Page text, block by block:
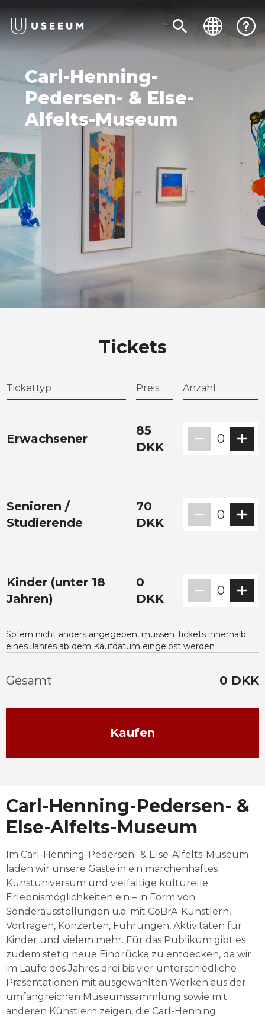
Carl-Henning-
Pedersen- & Else-
Alfelts-Museum
Tickets
Tickettyp Preis Anzahl
Erwachsener
85
DKK
0
Senioren /
Studierende
70
DKK
0
Kinder (unter 18
Jahren)
0
DKK
0
Sofern nicht anders angegeben, müssen Tickets innerhalb
eines Jahres ab dem Kaufdatum eingelöst werden
Gesamt 0 DKK
Kaufen
Carl-Henning-Pedersen- &
Else-Alfelts-Museum
Im Carl-Henning-Pedersen- & Else-Alfelts-Museum
laden wir unsere Gäste in ein märchenhaftes
Kunstuniversum und vielfältige kulturelle
Erlebnismöglichkeiten ein – in Form von
Sonderausstellungen u.a. mit CoBrA-Künstlern,
Vorträgen, Konzerten, Führungen, Aktivitäten für
Kinder und vielem mehr. Für das Publikum gibt es
zudem stetig neue Eindrücke zu entdecken, da wir
im Laufe des Jahres drei bis vier unterschiedliche
Präsentationen mit ausgewählten Werken aus der
umfangreichen Museumssammlung sowie mit
anderen Künstlern zeigen, die Carl-Henning